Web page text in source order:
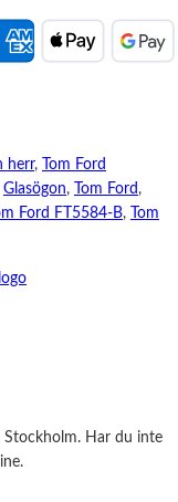
herr,
Tom Ford
Glasögon, Tom Ford ,
Ford FT5584-B,
Tom
Stockholm. Har du inte